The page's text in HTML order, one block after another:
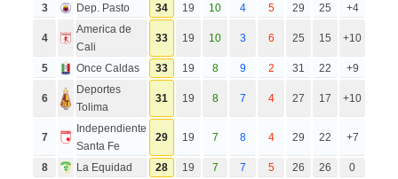
3
Dep. Pasto 34 19 10 4 5 29 25 +4
4
America de
Cali
33 19 10 3 6 25 15 +10
5 Once Caldas 33 19 8 9 2 31 22 +9
6
Deportes
Tolima
31 19 8 7 4 27 17 +10
7
Independiente
Santa Fe
29 19 7 8 4 29 22 +7
8 La Equidad 28 19 7 7 5 26 26
0